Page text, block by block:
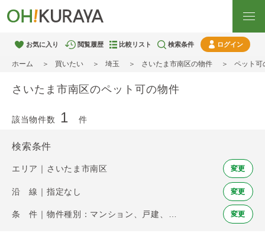
お気に入り 閲覧履歴 比較リスト 検索条件 ログイン
ホーム 買いたい 埼玉 さいたま市南区の物件 ペット可
さいたま市南区のペット可の物件
該当物件数 1 件
検索条件
エリア｜さいたま市南区 変更
沿 線｜指定なし 変更
変更